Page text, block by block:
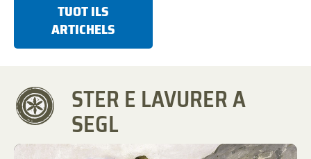
TUOT ILS
ARTICHELS
STER E LAVURER A
SEGL